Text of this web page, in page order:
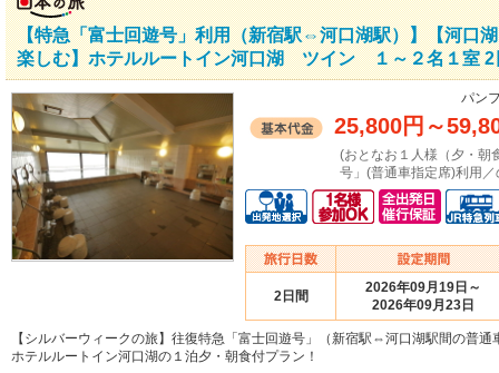
【特急「富士回遊号」利用（新宿駅⇔河口湖駅）】【河口
楽しむ】ホテルルートイン河口湖 ツイン １～２名１室 2
パン
25,800円 ～
(おとなお１人様（夕・朝
号」(普通車指定席)利用／
2日間
2026年09月19日～
2026年09月23日
【シルバーウィークの旅】往復特急「富士回遊号」（新宿駅⇔河口湖駅間の普通
ホテルルートイン河口湖の１泊夕・朝食付プラン！